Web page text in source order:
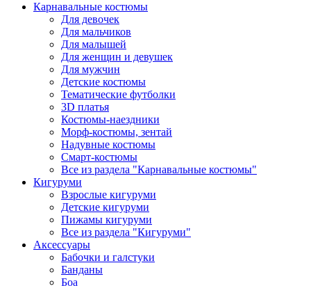
Карнавальные костюмы
Для девочек
Для мальчиков
Для малышей
Для женщин и девушек
Для мужчин
Детские костюмы
Тематические футболки
3D платья
Костюмы-наездники
Морф-костюмы, зентай
Надувные костюмы
Смарт-костюмы
Все из раздела "Карнавальные костюмы"
Кигуруми
Взрослые кигуруми
Детские кигуруми
Пижамы кигуруми
Все из раздела "Кигуруми"
Аксессуары
Бабочки и галстуки
Банданы
Боа